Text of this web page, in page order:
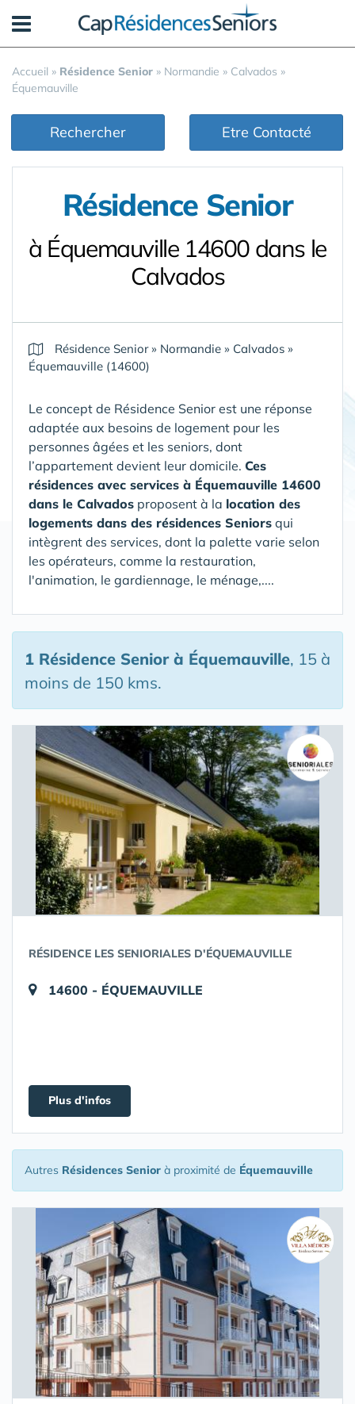
Accueil » Résidence Senior » Normandie » Calvados »
Équemauville
Rechercher Etre Contacté
Résidence Senior
à Équemauville 14600 dans le
Calvados
Résidence Senior» Normandie » Calvados »
Équemauville (14600)
Le concept de Résidence Senior est une réponse
adaptée aux besoins de logement pour les
personnes âgées et les seniors, dont
l’appartement devient leur domicile. Ces
résidences avec services à Équemauville 14600
dans le Calvados proposent à la location des
logements dans des résidences Seniors qui
intègrent des services, dont la palette varie selon
les opérateurs, comme la restauration,
l'animation, le gardiennage, le ménage,....
1 Résidence Seniorà Équemauville, 15 à
moins de 150 kms.
RÉSIDENCE LES SENIORIALES D'ÉQUEMAUVILLE
14600 - ÉQUEMAUVILLE
Plus d'infos
Autres Résidences Senior à proximité de Équemauville